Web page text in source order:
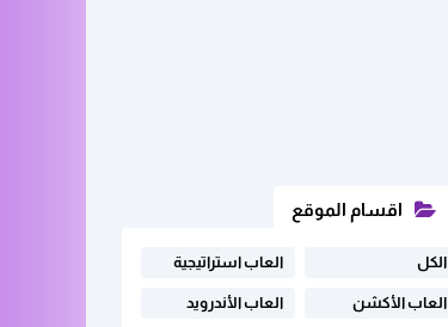
اقسام الموقع
الكل العاب استراتيجية
العاب الأكشن العاب الأندرويد